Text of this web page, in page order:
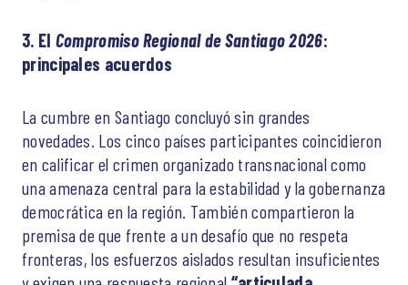
3. El Compromiso Regional de Santiago 2026:
principales acuerdos
La cumbre en Santiago concluyó sin grandes
novedades. Los cinco países participantes coincidieron
en calificar el crimen organizado transnacional como
una amenaza central para la estabilidad y la gobernanza
democrática en la región. También compartieron la
premisa de que frente a un desafío que no respeta
fronteras, los esfuerzos aislados resultan insuficientes